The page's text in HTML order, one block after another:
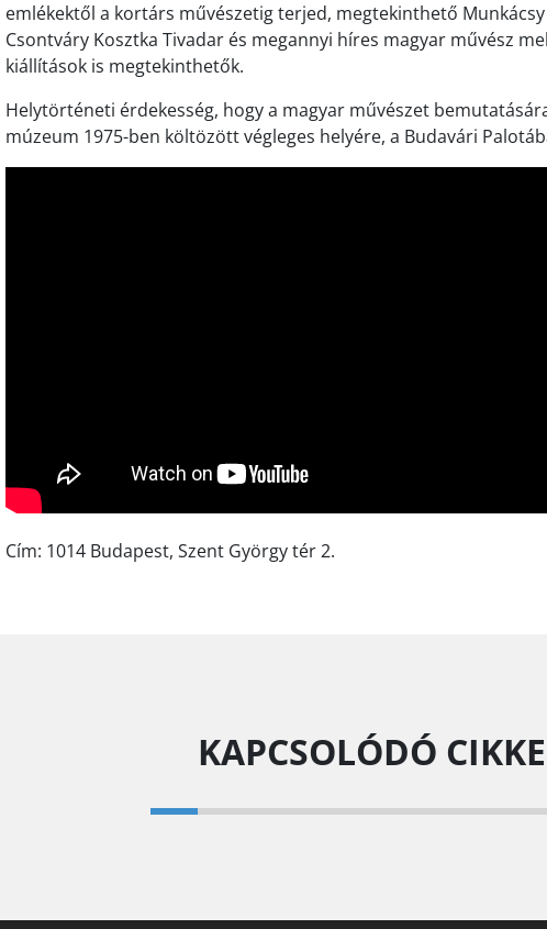
emlékektől a kortárs művészetig terjed, megtekinthető Munkácsy
Csontváry Kosztka Tivadar és megannyi híres magyar művész
kiállítások is megtekinthetők.
Helytörténeti érdekesség, hogy a magyar művészet
múzeum 1975-ben költözött végleges helyére, a Budavári
Cím: 1014 Budapest, Szent György tér 2.
KAPCSOLÓDÓ